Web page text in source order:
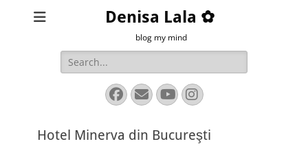
Denisa Lala ✿
blog my mind
Search
for:
Facebook
EmailYouTube
Instagram
Hotel Minerva din Bucureşti